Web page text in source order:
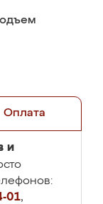
Оплата
и
01,